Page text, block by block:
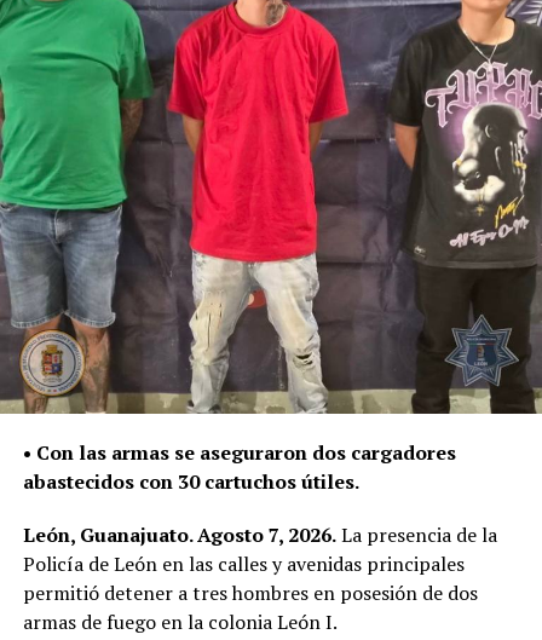
RELATED TOPICS: DESTACADO LEÓN
LOCAL
POLICÍA DE LEÓN
RESULTADOS SEGURIDAD
POR PRESUNTOS HECHOS DELICTIVOS, TRES HOMBRES
FUERON DETENIDOS POR LA POLICÍA DE LEÓN
DON'T MISS
LA POLICÍA DE LEÓN FRUSTRA PRESUNTA PRIVACIÓN
ILEGAL DE LA LIBERTAD; DOS HOMBRES FUERON
DETENIDOS
• Con las armas se aseguraron dos cargadores
abastecidos con 30 cartuchos útiles.
León, Guanajuato. Agosto 7, 2026.La presencia de la
Policía de León en las calles y avenidas principales
permitió detener a tres hombres en posesión de dos
armas de fuego en la colonia León I.